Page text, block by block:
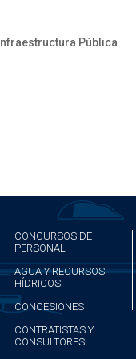
Infraestructura Pública
CONCURSOS DE
PERSONAL
AGUA Y RECURSOS
HÍDRICOS
CONCESIONES
CONTRATISTAS Y
CONSULTORES